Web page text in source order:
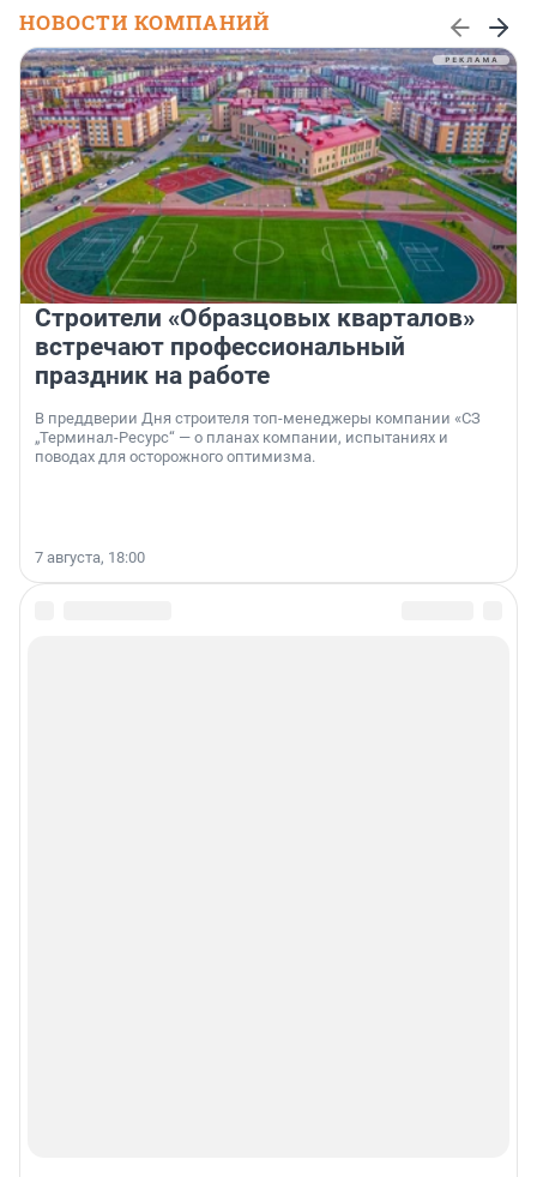
НОВОСТИ КОМПАНИЙ
Строители «Образцовых кварталов»
встречают профессиональный
праздник на работе
В преддверии Дня строителя топ-менеджеры компании «СЗ
„Терминал-Ресурс“ — о планах компании, испытаниях и
поводах для осторожного оптимизма.
7 августа, 18:00